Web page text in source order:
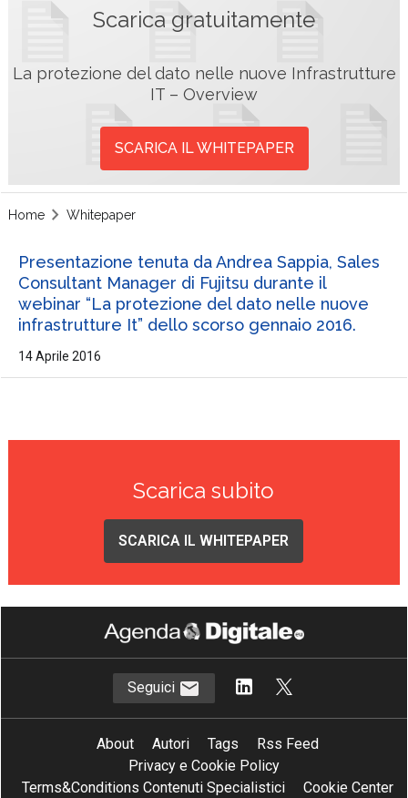
Scarica gratuitamente
La protezione del dato nelle nuove Infrastrutture
IT – Overview
SCARICA IL WHITEPAPER
Home Whitepaper
Presentazione tenuta da Andrea Sappia, Sales
Consultant Manager di Fujitsu durante il
webinar “La protezione del dato nelle nuove
infrastrutture It” dello scorso gennaio 2016.
14 Aprile 2016
Scarica subito
SCARICA IL WHITEPAPER
Seguici
About Autori Tags
Rss Feed
Privacy e Cookie Policy
Terms&Conditions Contenuti Specialistici
Cookie Center